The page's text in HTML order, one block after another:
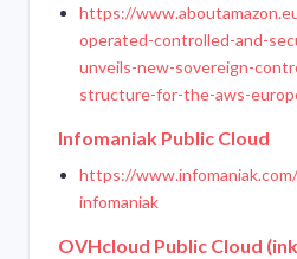
https://
operated-controlled-and-
unveils-new-sovereign-
structure-for-the-aws-
Infomaniak Public Cloud
https://
infomaniak
OVHcloud Public Cloud